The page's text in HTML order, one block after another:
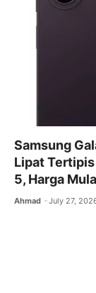
Samsung
Lipat
5, Harga
Ahmad July 27,